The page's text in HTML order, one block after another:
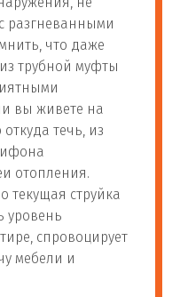
разгневанными
что даже
трубной муфты
вы живете на
течь, из
отопления.
текущая струйка
уровень
спровоцирует
мебели и